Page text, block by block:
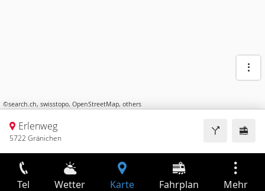
©search.ch, swisstopo, OpenStreetMap, others
Erlenweg
5722 Gränichen
Tel Wetter Karte Fahrplan Mehr